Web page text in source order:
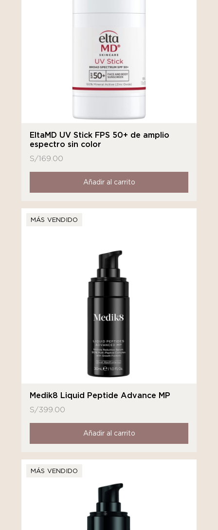
EltaMD UV Stick FPS 50+ de amplio
espectro sin color
S/169.00
Añadir al carrito
MÁS VENDIDO
Medik8 Liquid Peptide Advance MP
S/399.00
Añadir al carrito
MÁS VENDIDO